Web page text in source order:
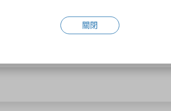
安裝掛鎖在切斷來源的設備開關上。
關閉